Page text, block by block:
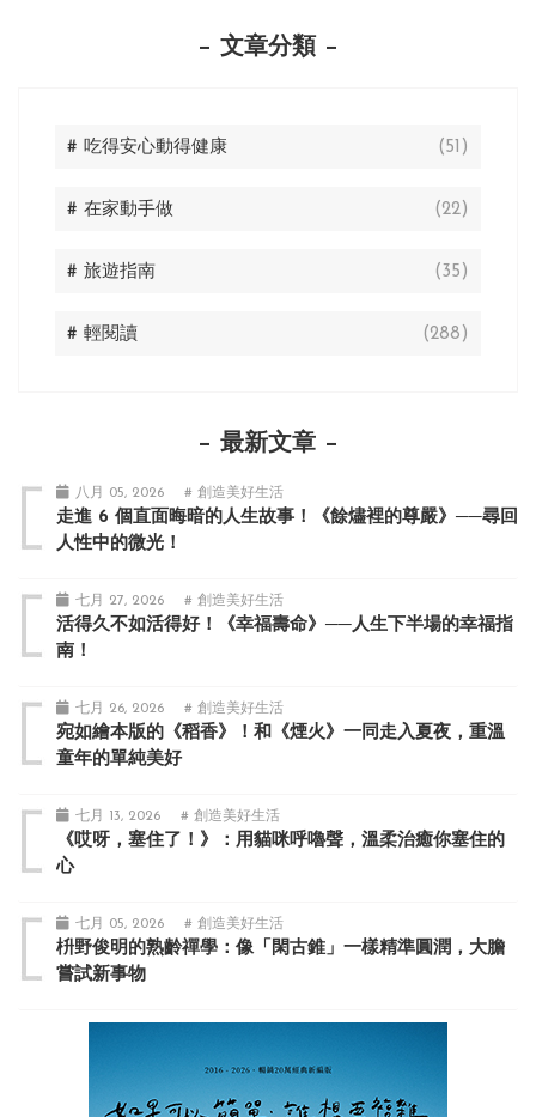
文章分類
# 吃得安心動得健康 (51)
# 在家動手做 (22)
# 旅遊指南 (35)
# 輕閱讀 (288)
最新文章
八月 05, 2026 # 創造美好生活
走進 6 個直面晦暗的人生故事！《餘燼裡的尊嚴》──尋回
人性中的微光！
七月 27, 2026 # 創造美好生活
活得久不如活得好！《幸福壽命》──人生下半場的幸福指
南！
七月 26, 2026 # 創造美好生活
宛如繪本版的《稻香》！和《煙火》一同走入夏夜，重溫
童年的單純美好
七月 13, 2026 # 創造美好生活
《哎呀，塞住了！》：用貓咪呼嚕聲，溫柔治癒你塞住的
心
七月 05, 2026 # 創造美好生活
枡野俊明的熟齡禪學：像「閑古錐」一樣精準圓潤，大膽
嘗試新事物